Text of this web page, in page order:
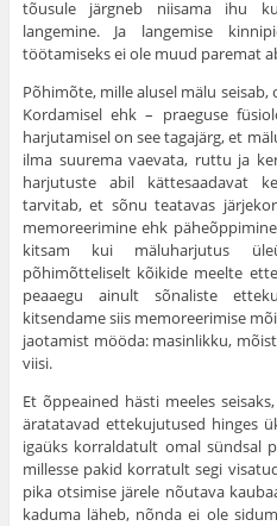
tõusule järgneb niisama ihu
langemine. Ja langemise
töötamiseks ei ole muud paremat
Põhimõte, mille alusel mälu
Kordamisel ehk – praeguse
harjutamisel on see tagajärg, et
ilma suurema vaevata, ruttu ja
harjutuste abil kättesaadavat
tarvitab, et sõnu teatavas
memoreerimine ehk
kitsam kui mäluharjutus
põhimõtteliselt kõikide meelte
peaaegu ainult sõnaliste
kitsendame siis memoreerimise
jaotamist mööda: masinlikku,
viisi.
Et õppeained hästi meeles
äratatavad ettekujutused hinges
igaüks korraldatult omal sündsal
millesse pakid korratult segi
pika otsimise järele nõutava
ka­duma läheb, nõnda ei ole